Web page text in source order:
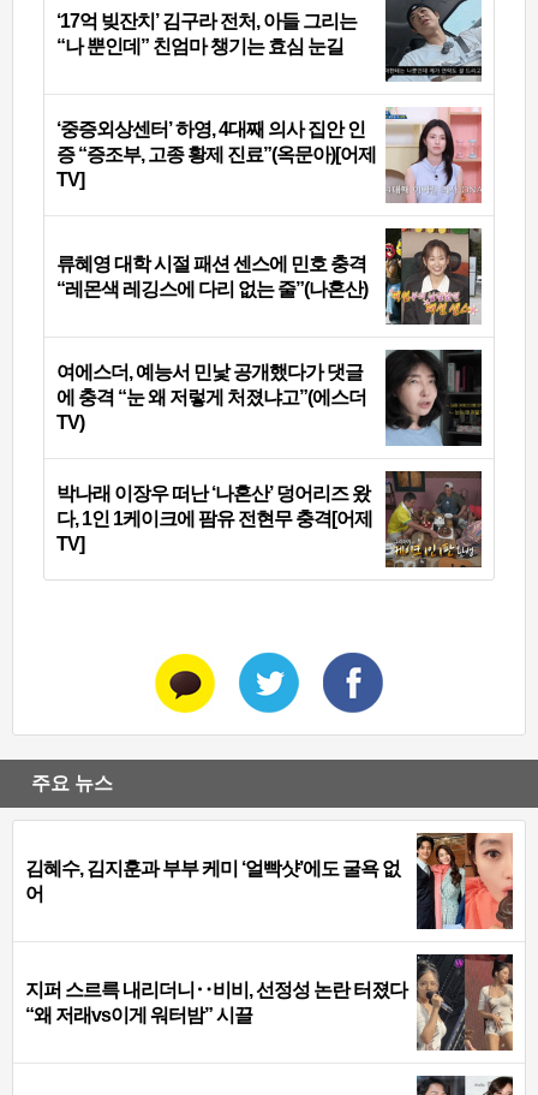
‘17억 빚잔치’ 김구라 전처, 아들 그리는
“나 뿐인데” 친엄마 챙기는 효심 눈길
‘중증외상센터’ 하영, 4대째 의사 집안 인
증 “증조부, 고종 황제 진료”(옥문아)[어제
TV]
류혜영 대학 시절 패션 센스에 민호 충격
“레몬색 레깅스에 다리 없는 줄”(나혼산)
여에스더, 예능서 민낯 공개했다가 댓글
에 충격 “눈 왜 저렇게 처졌냐고”(에스더
TV)
박나래 이장우 떠난 ‘나혼산’ 덩어리즈 왔
다, 1인 1케이크에 팜유 전현무 충격[어제
TV]
주요 뉴스
김혜수, 김지훈과 부부 케미 ‘얼빡샷’에도 굴욕 없
어
지퍼 스르륵 내리더니‥비비, 선정성 논란 터졌다
“왜 저래vs이게 워터밤” 시끌